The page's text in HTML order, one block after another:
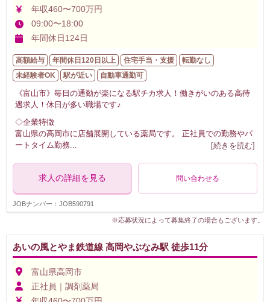
年収460〜700万円
09:00〜18:00
年間休日124日
高額給与 年間休日120日以上 住宅手当・支援
転勤なし
未経験者OK
駅が近い 自動車通勤可
《富山市》毎日の通勤が楽になる駅チカ求人！働きがいのある高待
遇求人！休日が多い職場です♪
◇企業特徴
富山県の高岡市に店舗展開している薬局です。 正社員での勤務やパ
ートタイム勤務... [続きを読む]
求人の詳細を見る 問い合わせる
JOBナンバー：JOB590791
※応募状況によって募集終了の場合もございます。
あいの風とやま鉄道線 高岡やぶなみ駅 徒歩11分
富山県高岡市
正社員｜調剤薬局